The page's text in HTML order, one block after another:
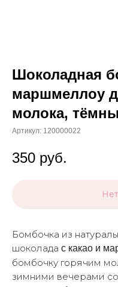
Шоколадная
маршмеллоу
молока,
Артикул: 120000022
350 руб.
Бомбочка из
шоколада с какао и
бомбочку горячим
зимними вечерами